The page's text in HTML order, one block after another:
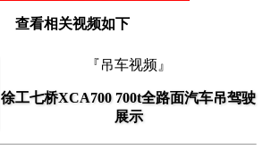
查看相关视频如下
『吊车视频』
徐工七桥XCA700 700t全路面汽车吊驾驶
展示